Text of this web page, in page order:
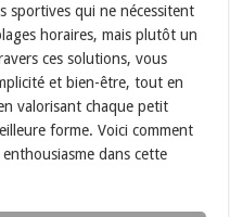
sportives qui ne nécessitent
horaires, mais plutôt un
ces solutions, vous
et bien-être, tout en
valorisant chaque petit
forme. Voici comment
dans cette